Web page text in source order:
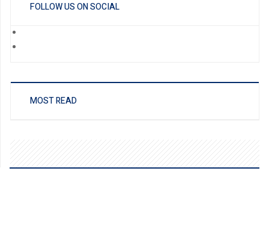
FOLLOW US ON SOCIAL
MOST READ